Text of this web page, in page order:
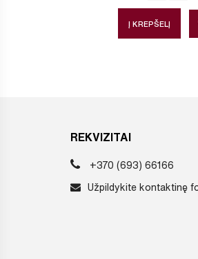
Į KREPŠELĮ
REKVIZITAI
+370 (693) 66166
Užpildykite kontaktinę